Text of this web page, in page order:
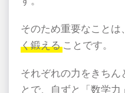
そのため重要なことは、
く鍛える ことです。
それぞれの力をきちん
とで、自ずと「数学力